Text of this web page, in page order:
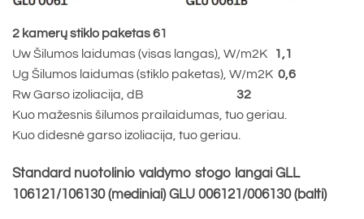
2 kamerų stiklo paketas 61
Uw Šilumos laidumas (visas langas), W/m2K
1,1
Ug Šilumos laidumas (stiklo paketas), W/m2K 0,6
Rw Garso izoliacija, dB 32
Kuo mažesnis šilumos prailaidumas, tuo geriau.
Kuo didesnė garso izoliacija, tuo geriau.
Standard nuotolinio valdymo stogo langai GLL
106121/106130 (mediniai) GLU 006121/006130 (balti)